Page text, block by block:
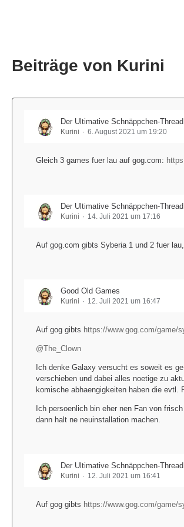
Beiträge von Kurini
Der Ultimative Schnäppchen-Thread
Kurini 6. August 2021 um 19:20
Gleich 3 games fuer lau auf gog.com:
Der Ultimative Schnäppchen-Thread
Kurini 14. Juli 2021 um 17:16
Auf gog.com gibts Syberia 1 und 2 fuer
Good Old Games
Kurini 12. Juli 2021 um 16:47
Auf gog gibts https://www.gog.com/game/
@The_Clown
Ich denke Galaxy versucht es soweit es
verschieben und dabei alles noetige zu
komische abhaengigkeiten haben die evtl.
Ich persoenlich bin eher nen Fan von
dann halt ne neuinstallation machen.
Der Ultimative Schnäppchen-Thread
Kurini 12. Juli 2021 um 16:41
Auf gog gibts https://www.gog.com/game/